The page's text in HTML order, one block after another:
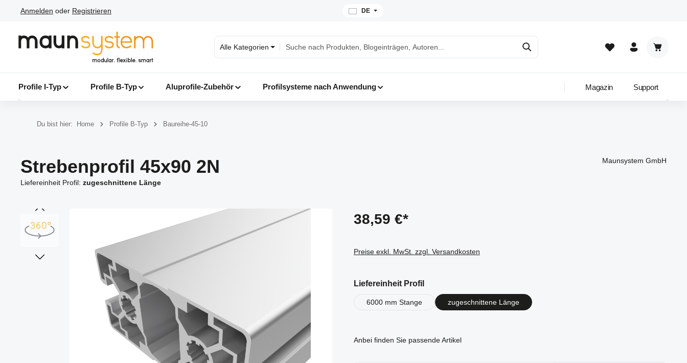
Hauptinhalt springen
Zur Suche springen
Zur Hauptnavigation springen
Anmelden oder Registrieren DE
Alle Kategorien
Profile I-Typ Profile B-Typ Aluprofile-Zubehör Profilsysteme nach Anwendung Magazin Support
Du bist hier: Home Profile B-Typ Baureihe-45-10
Strebenprofil 45x90 2N
Liefereinheit Profil: zugeschnittene Länge
Maunsystem GmbH
38,59 €*
Preise exkl. MwSt. zzgl. Versandkosten
Liefereinheit Profilauswählen
6000 mm Stange zugeschnittene Länge
Anbei finden Sie passende Artikel